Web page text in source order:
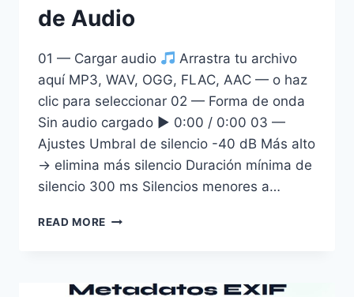
de Audio
01 — Cargar audio
Arrastra tu archivo
aquí MP3, WAV, OGG, FLAC, AAC — o haz
clic para seleccionar 02 — Forma de onda
Sin audio cargado ▶ 0:00 / 0:00 03 —
Ajustes Umbral de silencio -40 dB Más alto
→ elimina más silencio Duración mínima de
silencio 300 ms Silencios menores a…
READ MORE ELIMINADOR
AUDIO